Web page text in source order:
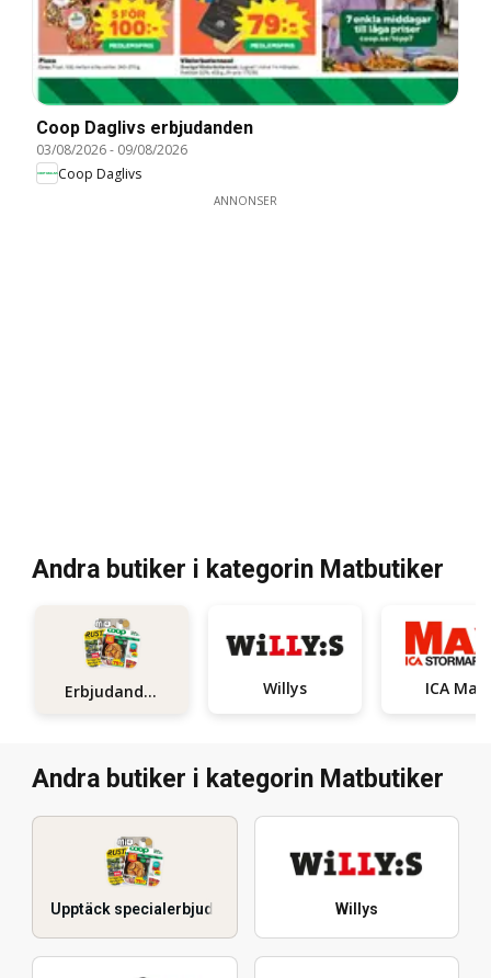
Coop Daglivs erbjudanden
03/08/2026- 09/08/2026
Coop Daglivs
ANNONSER
Andra butiker i kategorin Matbutiker
Erbjudanden Willys ICA Maxi
Andra butiker i kategorin Matbutiker
Upptäck specialerbjudanden Willys